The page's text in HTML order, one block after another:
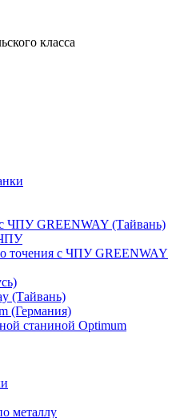
класса
ЧПУ GREENWAY (Тайвань)
ЧПУ
точения с ЧПУ GREENWAY
(Тайвань)
(Германия)
станиной Optimum
металлу